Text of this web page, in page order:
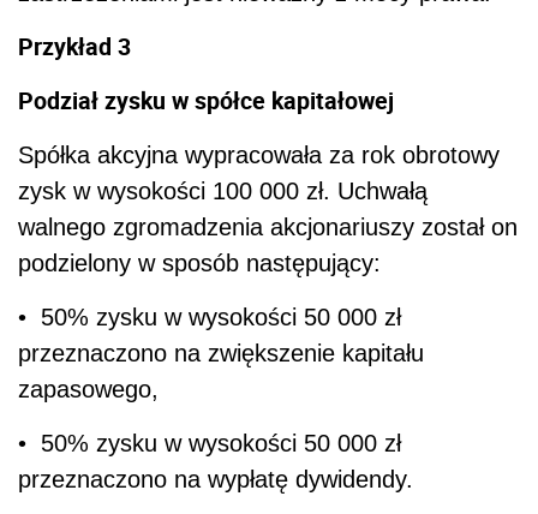
Przykład 3
Podział zysku w spółce kapitałowej
Spółka akcyjna wypracowała za rok obrotowy
zysk w wysokości 100 000 zł. Uchwałą
walnego zgromadzenia akcjonariuszy został on
podzielony w sposób następujący:
• 50% zysku w wysokości 50 000 zł
przeznaczono na zwiększenie kapitału
zapasowego,
• 50% zysku w wysokości 50 000 zł
przeznaczono na wypłatę dywidendy.